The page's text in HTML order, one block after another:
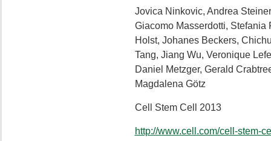
Jovica Ninkovic, Andrea
Giacomo Masserdotti, Stefania
Holst, Johanes Beckers,
Tang, Jiang Wu, Veronique
Daniel Metzger, Gerald
Magdalena Götz
Cell Stem Cell 2013
http://www.cell.com/cell-stem-